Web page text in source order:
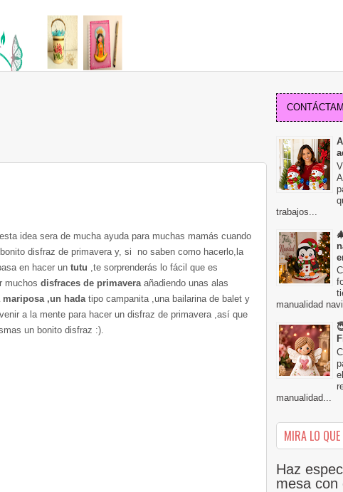
idea sera de mucha ayuda para muchas mamás cuando
disfraz de primavera y, si no saben como hacerlo,la
en hacer un tutu ,te sorprenderás lo fácil que es
muchos disfraces de primavera añadiendo unas alas
mariposa ,un hadatipo campanita ,una bailarina de balet y
a la mente para hacer un disfraz de primavera ,así que
un bonito disfraz :).
trabajos...
manualidad
manualidad...
MIRA LO
Haz
mesa con